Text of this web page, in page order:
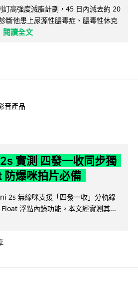
高強度減脂計劃，45 日內減去約 20
斷他患上尿源性膿毒症、膿毒性休克
閱讀全文
音產品
實測 四發一收同步獨
爆咪拍片必備
2s 無線咪支援「四發一收」分軌錄
浮點內錄功能。本文經實測其...